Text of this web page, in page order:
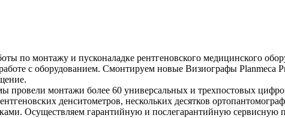
по монтажу и пусконаладке рентгеновского медицинского
с оборудованием. Смонтируем новые Визиографы Planmeca
провели монтажи более 60 универсальных и трехпостовых
денситометров, нескольких десятков
Осуществляем гарантийную и послегарантийную сервисную